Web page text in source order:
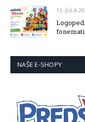
13. JÚLA
NAŠE E-SHOPY